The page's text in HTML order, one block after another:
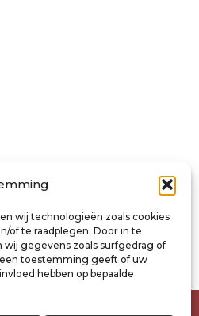
wij technologieën zoals cookies
of te raadplegen. Door in te
gegevens zoals surfgedrag of
toestemming geeft of uw
hebben op bepaalde
red sunburst
70,00
Toevoegen aan winkelwagen